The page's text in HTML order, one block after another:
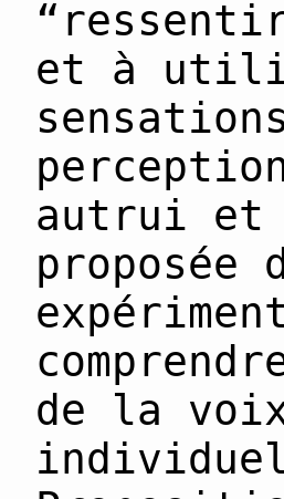
et à
autrui et
de la